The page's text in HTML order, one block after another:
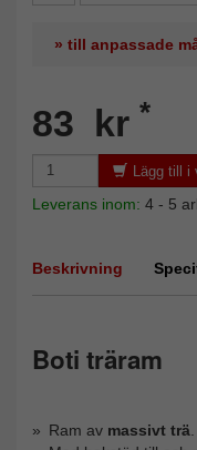
» till anpassade
83 kr *
Lägg till
Leverans inom: 4 - 5
Beskrivning
Boti träram
Ram av massivt trä